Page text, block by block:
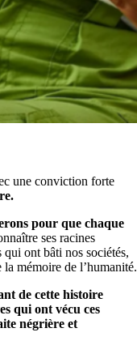
une conviction forte
pour que chaque
ses racines
ont bâti nos sociétés,
mémoire de l’humanité.
de cette histoire
qui ont vécu ces
négrière et